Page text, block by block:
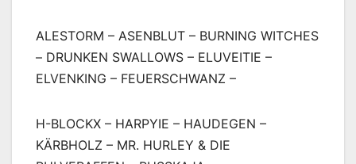
ALESTORM – ASENBLUT – BURNING WITCHES
– DRUNKEN SWALLOWS – ELUVEITIE –
ELVENKING – FEUERSCHWANZ –
H-BLOCKX – HARPYIE – HAUDEGEN –
KÄRBHOLZ – MR. HURLEY & DIE